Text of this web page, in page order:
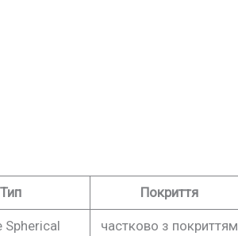
Тип Покриття
Spherical частково з покриттям